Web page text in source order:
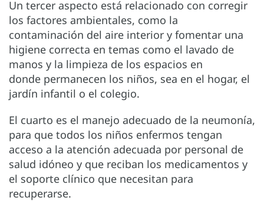
Un tercer aspecto está relacionado con corregir
los factores ambientales, como la
contaminación del aire interior y fomentar una
higiene correcta en temas como el lavado de
manos y la limpieza de los espacios en
donde permanecen los niños, sea en el hogar, el
jardín infantil o el colegio.
El cuarto es el manejo adecuado de la neumonía,
para que todos los niños enfermos tengan
acceso a la atención adecuada por personal de
salud idóneo y que reciban los medicamentos y
el soporte clínico que necesitan para
recuperarse.